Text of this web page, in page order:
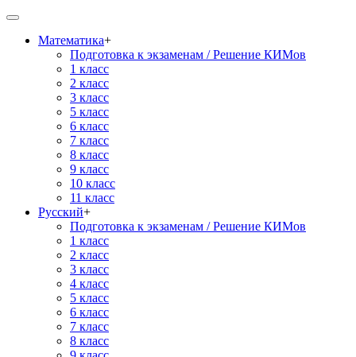
Математика+
Подготовка к экзаменам / Решение КИМов
1 класс
2 класс
3 класс
5 класс
6 класс
7 класс
8 класс
9 класс
10 класс
11 класс
Русский+
Подготовка к экзаменам / Решение КИМов
1 класс
2 класс
3 класс
4 класс
5 класс
6 класс
7 класс
8 класс